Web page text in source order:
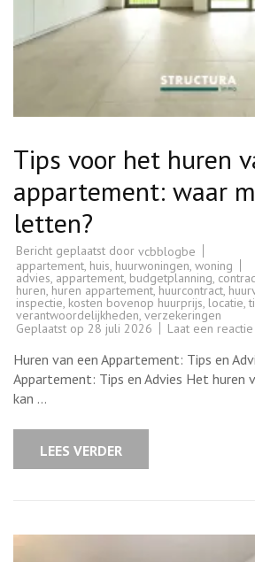
Tips voor het huren
appartement: waar
letten?
Bericht geplaatst door vcbblogbe
appartement, huis, huurwoningen, woning
advies, appartement, budgetplanning,
huren, huren appartement, huurcontract,
inspectie, kosten bovenop huurprijs, locatie,
verantwoordelijkheden, verzekeringen
Geplaatst op 28 juli 2026 Laat een
Huren van een Appartement: Tips en
Appartement: Tips en Advies Het huren
kan …
LEES VERDER